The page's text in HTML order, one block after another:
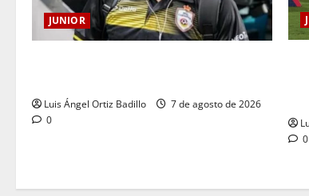
JUNIOR
Luis Ángel Ortiz Badillo
7 de agosto de 2026
0
0